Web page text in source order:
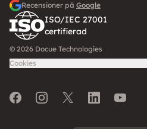
Recensioner på Google
ISO/IEC 27001
certifierad
© 2026 Docue Technologies
Cookies
FacebookInstagramTwitterLinkedInYoutube